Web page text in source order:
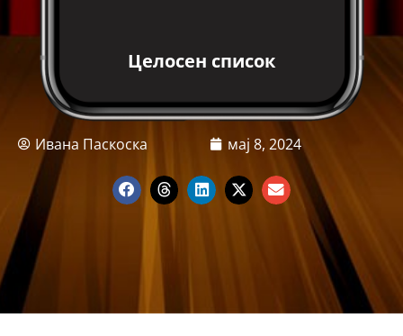
Целосен список
Ивана Паскоска мај 8, 2024